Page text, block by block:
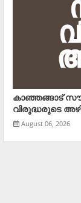
കാഞ്ഞങ്ങാട്
വിരുദ്ധരുടെ
August 06, 2026